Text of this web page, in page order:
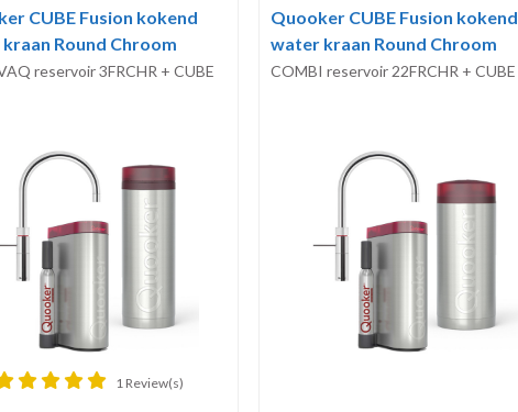
CUBE Fusion kokend
Round Chroom
reservoir 3FRCHR + CUBE
1 Review(s)
Quooker CUBE Fusion kokend
water kraan Round Chroom
COMBI reservoir 22FRCHR + CUBE